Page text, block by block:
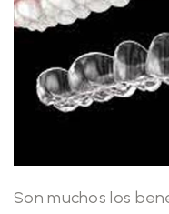
Son muchos los